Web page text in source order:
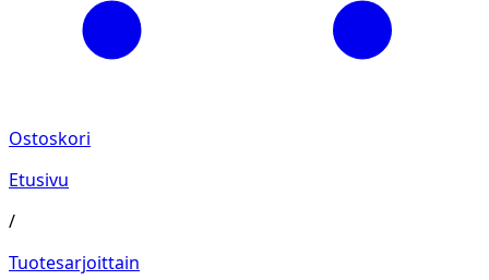
Ostoskori
Etusivu
/
Tuotesarjoittain